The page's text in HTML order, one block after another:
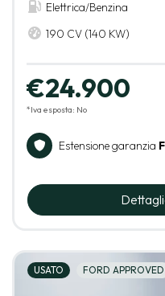
Elettrica/Benzina
190 CV (140 KW)
€24.900
*Iva esposta: No
Estensione garanzia
USATO FORD APPROVED